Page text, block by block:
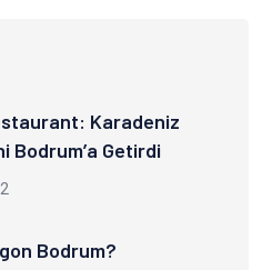
Karadeniz
Bodrum’a Getirdi
Bodrum?